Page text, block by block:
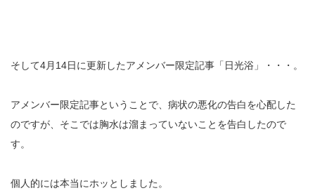
そして4月14日に更新したアメンバー限定記事「日光浴」・・・。
アメンバー限定記事ということで、病状の悪化の告白を心配した
のですが、そこでは胸水は溜まっていないことを告白したので
す。
個人的には本当にホッとしました。